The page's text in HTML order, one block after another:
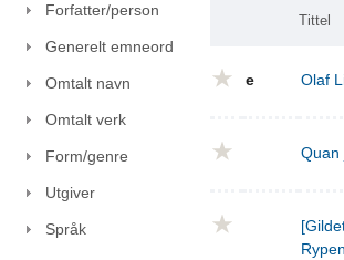
Forfatter/person
Generelt emneord
Omtalt navn
Omtalt verk
Form/genre
Utgiver
Språk
Tittel
e Olaf
Quan